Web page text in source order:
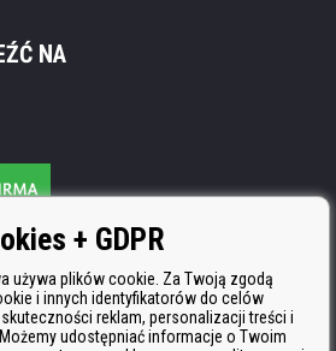
NA
certyfikat+ GDPR
używa plików cookie. Za Twoją zgodą
i innych identyfikatorów do celów
reklam, personalizacji treści i
udostępniać informacje o Twoim